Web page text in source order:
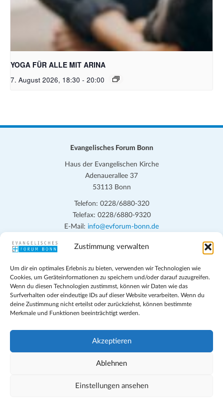
Zustimmung verwalten
Um dir ein optimales Erlebnis zu bieten, verwenden wir Technologien wie
Cookies, um Geräteinformationen zu speichern und/oder darauf zuzugreifen.
Wenn du diesen Technologien zustimmst, können wir Daten wie das
Surfverhalten oder eindeutige IDs auf dieser Website verarbeiten. Wenn du
deine Zustimmung nicht erteilst oder zurückziehst, können bestimmte
Merkmale und Funktionen beeinträchtigt werden.
Akzeptieren
Ablehnen
Einstellungen ansehen
Bild: Pixabay free
YOGA FÜR ALLE MIT ARINA
7. August 2026, 18:30 - 20:00
Evangelisches Forum Bonn
Haus der Evangelischen Kirche
Adenauerallee 37
53113 Bonn
Telefon: 0228/6880-320
Telefax: 0228/6880-9320
E-Mail: info@evforum-bonn.de
Das Evangelische Forum Bonn will in seinen zentralen
persönlichen, beruflichen, kirchlichen und öffentlichen Lebens
eingehen, zu offener Begegnung und ehrlicher Auseinandersetzung
anregen und mithelfen, aus der Verheißung des Evangeliums heraus
im individuellen und gesellschaftlichen Leben verantwortlich zu
denken, zu reden und zu handeln.
Impressum
Teilnahmebedingungen
Cookie-Richtlinie (EU)